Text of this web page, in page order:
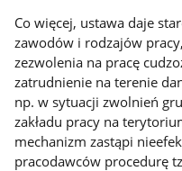
Co więcej, ustawa daje
zawodów i rodzajów
zezwolenia na pracę
zatrudnienie na terenie
np. w sytuacji zwolnień
zakładu pracy na
mechanizm zastąpi
pracodawców procedurę